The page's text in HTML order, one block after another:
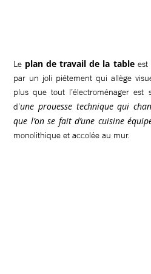
Le plan de travail de la tableest
par un joli piétement qui allège
plus que tout l’électroménager est
d’une prouesse technique qui
que l’on se fait d’une cuisine
monolithique et accolée au mur.